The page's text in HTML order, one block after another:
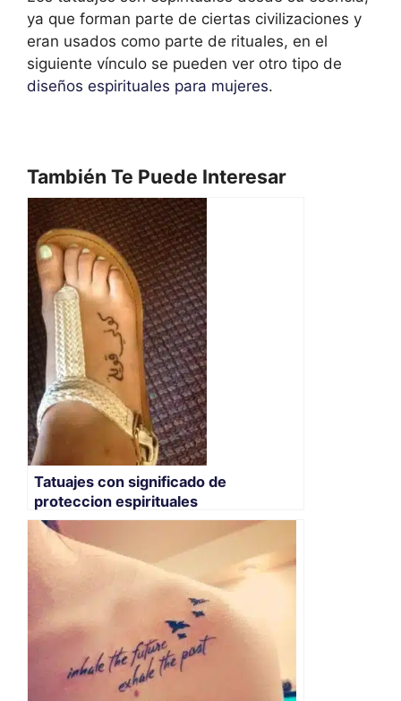
ya que forman parte de ciertas civilizaciones y
eran usados como parte de rituales, en el
siguiente vínculo se pueden ver otro tipo de
diseños espirituales para mujeres.
También Te Puede Interesar
Tatuajes con significado de
proteccion espirituales